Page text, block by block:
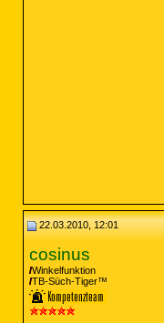
22.03.2010, 12:01
cosinus
Winkelfunktion
TB-Süch-Tiger™